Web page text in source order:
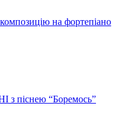
на фортепіано
з піснею “Боремось”